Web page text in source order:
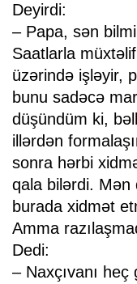
Deyirdi:
– Papa, sən
Saatlarla
üzərində işləyir,
bunu sadəcə
düşündüm ki,
illərdən
sonra hərbi
qala bilərdi. Mən
burada xidmət
Amma
Dedi:
– Naxçıvanı